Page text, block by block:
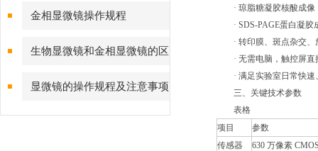
金相显微镜操作规程
生物显微镜和金相显微镜的区
别？
显微镜的操作规程及注意事项
· 琼脂糖凝胶核酸成像
· SDS-PAGE蛋白凝
· 转印膜、斑点杂交
· 无需电脑，触控屏
· 满足实验室日常快
三、关键技术参数
表格
项目
参数
传感器
630 万像素